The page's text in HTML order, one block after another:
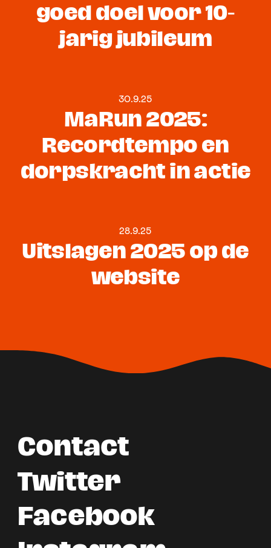
goed doel voor 10-
jarig jubileum
30.9.25
MaRun 2025:
Recordtempo en
dorpskracht in actie
28.9.25
Uitslagen 2025 op de
website
Contact
Twitter
Facebook